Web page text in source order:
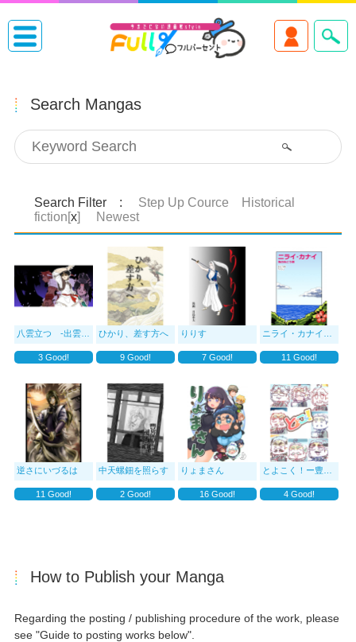
Search Mangas
Search Filter : Step Up Cource Historical
fiction[x] Newest
八雲立つ -出雲剣譚-
3Good!
ひかり、差す方へ
9Good!
りりす
7Good!
ニライ・カナイ 海の
11 Good!
逆さにいづるは
11 Good!
中天螺鈿を照らす
2Good!
りょまさん
16Good!
とよこく！ー豊葦原國
4Good!
How to Publish your Manga
Regarding the posting / publishing procedure of the work, please
see "Guide to posting works below".